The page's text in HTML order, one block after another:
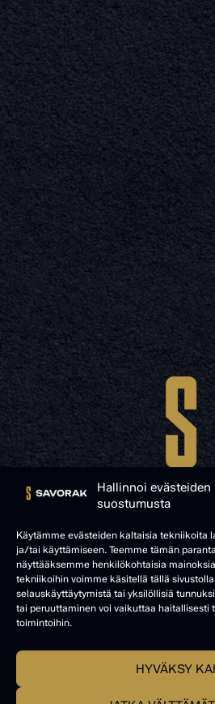
Hallinnoi evästeiden
suostumusta
Käytämme evästeiden kaltaisia tekniikoita
ja/tai käyttämiseen. Teemme tämän
näyttääksemme henkilökohtaisia
tekniikoihin voimme käsitellä tällä
selauskäyttäytymistä tai yksilöllisiä
tai peruuttaminen voi vaikuttaa haitallisesti
toimintoihin.
HYVÄKSY
© SAVORAK